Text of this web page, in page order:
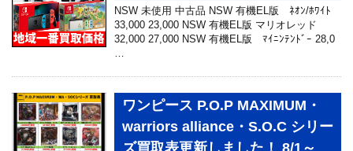
NSW 未使用 中古品 NSW 有機EL版 ﾈｵﾝ/ﾎﾜｲﾄ
33,000 23,000 NSW 有機EL版 マリオレッド
32,000 27,000 NSW 有機EL版 ﾏｲﾆﾝﾃﾝﾄﾞｰ 28,0
…
ワンピース P.O.P MAXIMUM・
warriors alliance・S.O.C シリー